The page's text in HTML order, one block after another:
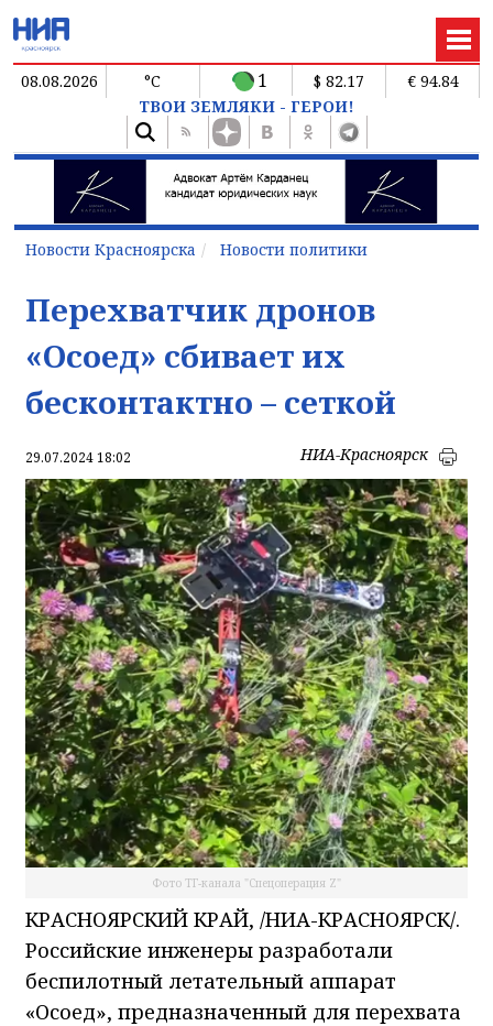
08.08.2026 °C 1 $ 82.17
€ 94.84
ТВОИ ЗЕМЛЯКИ - ГЕРОИ!
Новости Красноярска Новости политики
Перехватчик дронов
«Осоед» сбивает их
бесконтактно – сеткой
29.07.2024 18:02 НИА-Красноярск
Фото ТГ-канала "Спецоперация Z"
КРАСНОЯРСКИЙ КРАЙ, /НИА-КРАСНОЯРСК/.
Российские инженеры разработали
беспилотный летательный аппарат
«Осоед», предназначенный для перехвата